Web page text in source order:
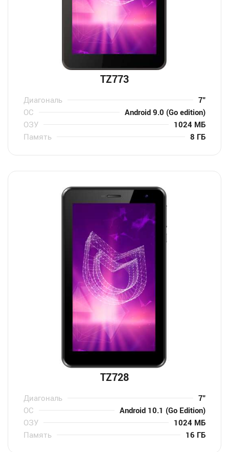
TZ773
Диагональ
7″
ОС
Android 9.0 (Go edition)
ОЗУ
1024 МБ
Память
8 ГБ
TZ728
Диагональ
7″
ОС
Android 10.1 (Go Edition)
ОЗУ
1024 МБ
Память
16 ГБ